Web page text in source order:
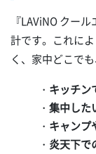
『LAViNO クー
計です。これに
く、家中どこで
・ キッチン
・ 集中した
・ キャンプ
・ 炎天下で